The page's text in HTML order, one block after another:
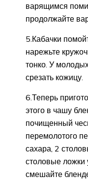
варящимся
продолжайте
5.Кабачки
нарежьте
тонко. У
срезать кожицу.
6.Теперь
этого в чашу
почищенный
перемолотого
сахара, 2
столовые ложки
смешайте